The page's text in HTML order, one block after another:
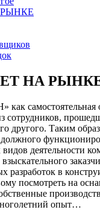
РЫНКЕ
НА
самостоятельная
сотрудников,
другого. Таким
деятельности
взыскательного
разработок в
посмотреть на
опыт…